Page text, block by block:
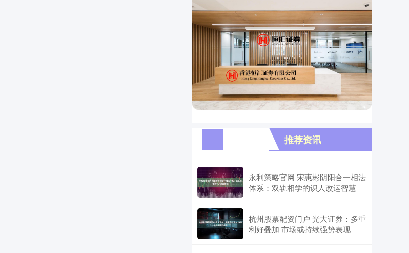
推荐资讯
永利策略官网 宋惠彬阴阳合一相法
体系：双轨相学的识人改运智慧
杭州股票配资门户 光大证券：多重
利好叠加 市场或持续强势表现